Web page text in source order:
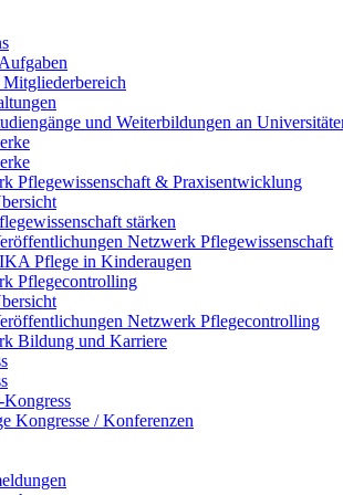
und Weiterbildungen an
Pflegewissenschaft & Praxisentwicklung
stärken
Netzwerk Pflegewissenschaft
Pflege in Kinderaugen
Pflegecontrolling
Netzwerk Pflegecontrolling
Bildung und Karriere
Kongresse / Konferenzen